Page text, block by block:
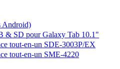
Android)
& SD pour Galaxy Tab 10.1"
tout-en-un SDE-3003P/EX
tout-en-un SME-4220